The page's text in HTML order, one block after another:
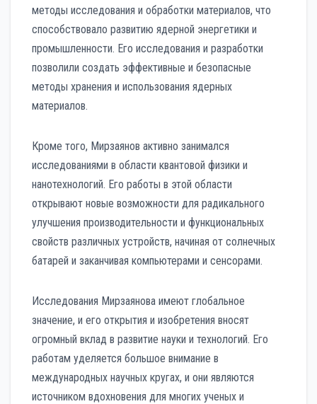
методы исследования и обработки материалов, что
способствовало развитию ядерной энергетики и
промышленности. Его исследования и разработки
позволили создать эффективные и безопасные
методы хранения и использования ядерных
материалов.
Кроме того, Мирзаянов активно занимался
исследованиями в области квантовой физики и
нанотехнологий. Его работы в этой области
открывают новые возможности для радикального
улучшения производительности и функциональных
свойств различных устройств, начиная от солнечных
батарей и заканчивая компьютерами и сенсорами.
Исследования Мирзаянова имеют глобальное
значение, и его открытия и изобретения вносят
огромный вклад в развитие науки и технологий. Его
работам уделяется большое внимание в
международных научных кругах, и они являются
источником вдохновения для многих ученых и